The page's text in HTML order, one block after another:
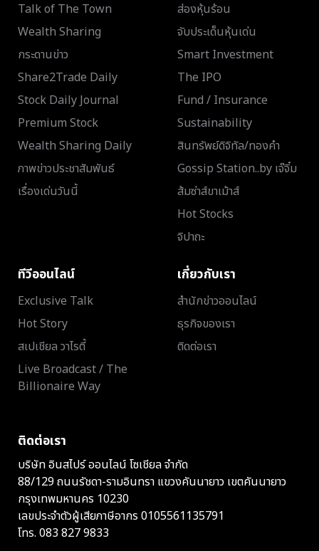
Talk of The Town
Wealth Sharing
กระดานข่าว
Share2Trade Daily
Stock Daily Journal
Premium Stock
Wealth Sharing Daily
ภาพข่าวประชาสัมพันธ์
เรื่องเด่นวันนี้
ส่องหุ้นร้อน
จับประเด็นหุ้นเด่น
Smart Investment
The IPO
Fund / Insurance
Sustainability
สินทรัพย์ดิจิทัล/ทองคำ
Gossip Station..by เจ๊จิ๋ม
ส้มซ่าส์ขาเม้าส์
Hot Stocks
จิปาถะ
ทีวีออนไลน์
Exclusive Talk
Hot Story
สเปเชียล วาไรตี้
Live Broadcast / The
Billionaire Way
เกี่ยวกับเรา
สำนักข่าวออนไลน์
ธุรกิจของเรา
ติดต่อเรา
ติดต่อเรา
บริษัท อินสไปร์ ออนไลน์ โซเชียล จำกัด
88/129 ถนนรัชดา-รามอินทรา แขวงคันนายาว เขตคันนายาว
กรุงเทพมหานคร 10230
เลขประจำตัวผู้เสียภาษีอากร 0105561135791
โทร. 083 827 9833